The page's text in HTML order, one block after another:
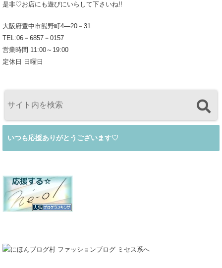
是非♡お店にも遊びにいらして下さいね!!
大阪府豊中市熊野町4―20－31
TEL:06－6857－0157
営業時間 11:00～19:00
定休日 日曜日
いつも応援ありがとうございます♡